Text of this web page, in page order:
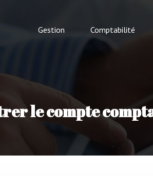
Gestion Comptabilité
le compte